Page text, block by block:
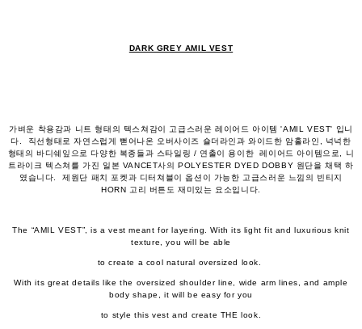
DARK GREY AMIL VEST
가벼운 착용감과 니트 형태의 텍스쳐감이 고급스러운 레이어드 아이템 'AMIL VEST' 입니
다. 직선형태로 자연스럽게 뻗어나온 오버사이즈 숄더라인과 와이드한 암홀라인, 넉넉한
형태의 바디쉐잎으로 다양한 복종들과 스타일링 / 연출이 용이한 레이어드 아이템으로, 니
트라이크 텍스쳐를 가진 일본 VANCET사의 POLYESTER DYED DOBBY 원단을 채택 하
였습니다. 제원단 패치 포켓과 디터쳐블이 옵션이 가능한 고급스러운 느낌의 빈티지
HORN 고리 버튼도 재미있는 요소입니다.
The “AMIL VEST”, is a vest meant for layering. With its light fit and luxurious knit
texture, you will be able
to create a cool natural oversized look.
With its great details like the oversized shoulder line, wide arm lines, and ample
body shape, it will be easy for you
to style this vest and create THE look.